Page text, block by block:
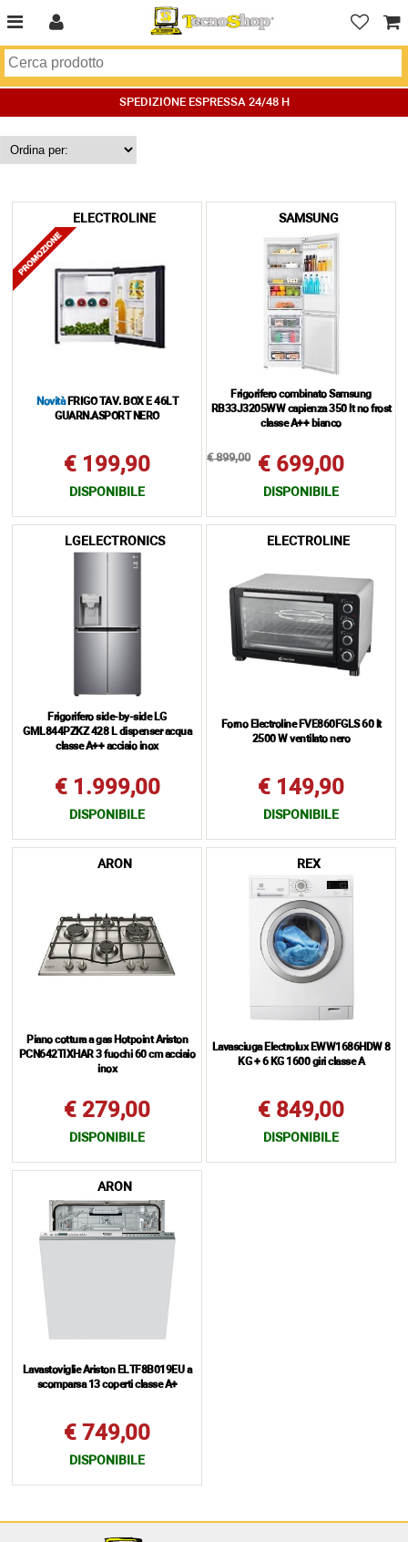
SPEDIZIONE ESPRESSA 24/48 H
ELECTROLINE
Novità FRIGO TAV. BOX E 46LT
GUARN.ASPORT NERO
€ 199,90
DISPONIBILE
SAMSUNG
Frigorifero combinato Samsung
RB33J3205WW capienza 350 lt no frost
classe A++ bianco
€ 899,00 € 699,00
DISPONIBILE
LGELECTRONICS
Frigorifero side-by-side LG
GML844PZKZ 428 L dispenser acqua
classe A++ acciaio inox
€ 1.999,00
DISPONIBILE
ELECTROLINE
Forno Electroline FVE860FGLS 60 lt
2500 W ventilato nero
€ 149,90
DISPONIBILE
ARON
Piano cottura a gas Hotpoint Ariston
PCN642TIXHAR 3 fuochi 60 cm acciaio
inox
€ 279,00
DISPONIBILE
REX
Lavasciuga Electrolux EWW1686HDW 8
KG + 6 KG 1600 giri classe A
€ 849,00
DISPONIBILE
ARON
Lavastoviglie Ariston ELTF8B019EU a
scomparsa 13 coperti classe A+
€ 749,00
DISPONIBILE